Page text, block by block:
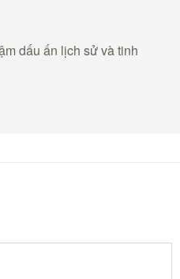
dấu ấn lịch sử và tinh